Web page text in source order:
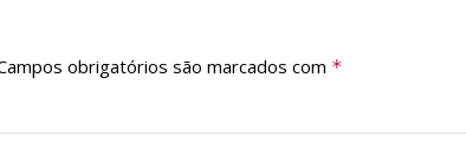
obrigatórios são marcados com *